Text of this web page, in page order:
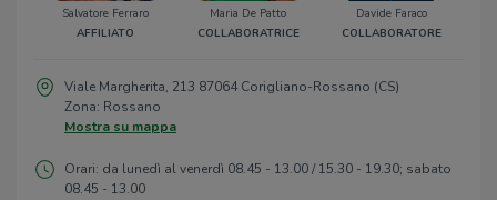
Salvatore Ferraro
AFFILIATO
Maria De Patto
COLLABORATRICE
Davide Faraco
COLLABORATORE
Viale Margherita, 213 87064 Corigliano-Rossano (CS)
Zona: Rossano
Mostra su mappa
Orari: da lunedì al venerdì 08.45 - 13.00 / 15.30 - 19.30; sabato
08.45 - 13.00